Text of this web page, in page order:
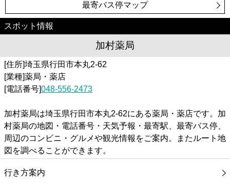
最寄バス停マップ
スポット情報
加村薬局
[住所]埼玉県行田市本丸2-62
[業種]薬局・薬店
[電話番号]048-556-2473
加村薬局は埼玉県行田市本丸2-62にある薬局・薬店です。加
村薬局の地図・電話番号・天気予報・最寄駅、最寄バス停、
周辺のコンビニ・グルメや観光情報をご案内。またルート地
図を調べることができます。
行き方案内